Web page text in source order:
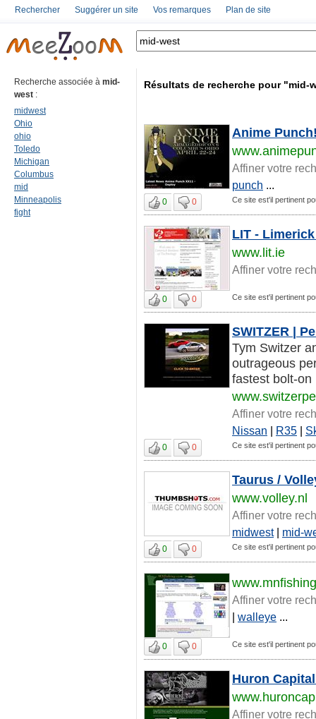
Rechercher Suggérer un site Vos remarques Plan de site
Recherche associée à mid-
west :
midwest
Ohio
ohio
Toledo
Michigan
Columbus
mid
Minneapolis
fight
Résultats de recherche pour "mid-
Anime
Affiner votre
punch ...
0 0 Ce site est'il pertinent
LIT -
www.lit.ie
Affiner votre
0 0 Ce site est'il pertinent
SWITZER |
Tym Switzer
outrageous
fastest bolt-on
Affiner votre
Nissan | R35 |
0 0 Ce site est'il pertinent
Taurus /
www.volley.nl
Affiner votre
midwest| mid-
0 0 Ce site est'il pertinent
Affiner votre
| walleye ...
0 0 Ce site est'il pertinent
Huron
Affiner votre